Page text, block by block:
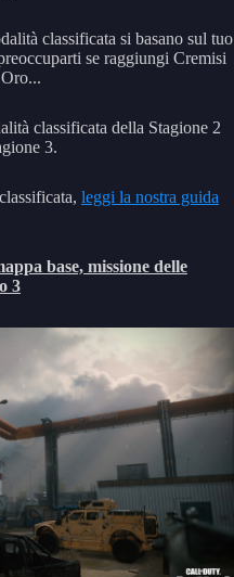
classificata si basano sul tuo
se raggiungi Cremisi
classificata della Stagione 2
3.
leggi la nostra guida
base, missione delle
3